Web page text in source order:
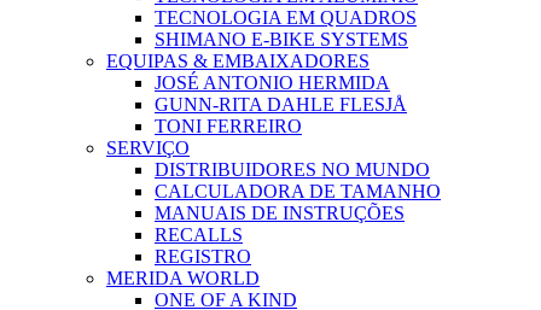
TECNOLOGIA EM QUADROS
SHIMANO E-BIKE SYSTEMS
EQUIPAS & EMBAIXADORES
JOSÉ ANTONIO HERMIDA
GUNN-RITA DAHLE FLESJÅ
TONI FERREIRO
SERVIÇO
DISTRIBUIDORES NO MUNDO
CALCULADORA DE TAMANHO
MANUAIS DE INSTRUÇÕES
RECALLS
REGISTRO
MERIDA WORLD
ONE OF A KIND